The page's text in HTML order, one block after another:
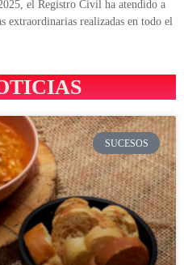
el Registro Civil ha atendido a
extraordinarias realizadas en todo el
SUCESOS